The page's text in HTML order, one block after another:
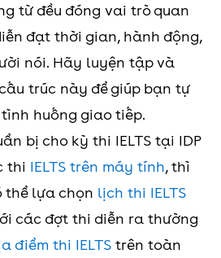
từ đều đóng vai trò quan
đạt thời gian, hành động,
nói. Hãy luyện tập và
trúc này để giúp bạn tự
huống giao tiếp.
bị cho kỳ thi IELTS tại IDP
thi IELTS trên máy tính, thì
thể lựa chọn lịch thi IELTS
các đợt thi diễn ra thường
điểm thi IELTS trên toàn